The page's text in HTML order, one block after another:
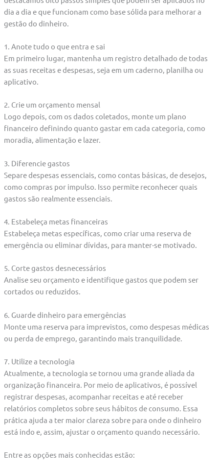
dia a dia e que funcionam como base sólida para melhorar a
gestão do dinheiro.
1. Anote tudo o que entra e sai
Em primeiro lugar, mantenha um registro detalhado de todas
as suas receitas e despesas, seja em um caderno, planilha ou
aplicativo.
2. Crie um orçamento mensal
Logo depois, com os dados coletados, monte um plano
financeiro definindo quanto gastar em cada categoria, como
moradia, alimentação e lazer.
3. Diferencie gastos
Separe despesas essenciais, como contas básicas, de desejos,
como compras por impulso. Isso permite reconhecer quais
gastos são realmente essenciais.
4. Estabeleça metas financeiras
Estabeleça metas específicas, como criar uma reserva de
emergência ou eliminar dívidas, para manter-se motivado.
5. Corte gastos desnecessários
Analise seu orçamento e identifique gastos que podem ser
cortados ou reduzidos.
6. Guarde dinheiro para emergências
Monte uma reserva para imprevistos, como despesas médicas
ou perda de emprego, garantindo mais tranquilidade.
7. Utilize a tecnologia
Atualmente, a tecnologia se tornou uma grande aliada da
organização financeira. Por meio de aplicativos, é possível
registrar despesas, acompanhar receitas e até receber
relatórios completos sobre seus hábitos de consumo. Essa
prática ajuda a ter maior clareza sobre para onde o dinheiro
está indo e, assim, ajustar o orçamento quando necessário.
Entre as opções mais conhecidas estão: